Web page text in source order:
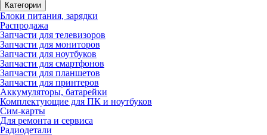
Категории
Блоки питания, зарядки
Распродажа
Запчасти для телевизоров
Запчасти для мониторов
Запчасти для ноутбуков
Запчасти для смартфонов
Запчасти для планшетов
Запчасти для принтеров
Аккумуляторы, батарейки
Комплектующие для ПК и ноутбуков
Сим-карты
Для ремонта и сервиса
Радиодетали